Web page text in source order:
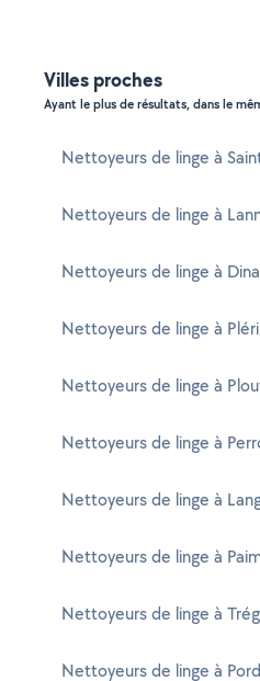
Villes proches
Ayant le plus de résultats, dans le
Nettoyeurs de linge à
Nettoyeurs de linge à
Nettoyeurs de linge à
Nettoyeurs de linge à
Nettoyeurs de linge à
Nettoyeurs de linge à
Nettoyeurs de linge à
Nettoyeurs de linge à
Nettoyeurs de linge à
Nettoyeurs de linge à